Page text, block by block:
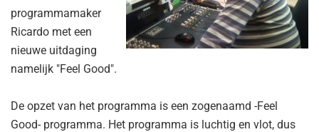
programmamaker
Ricardo met een
nieuwe uitdaging
namelijk "Feel Good".
De opzet van het programma is een zogenaamd -Feel
Good- programma. Het programma is luchtig en vlot, dus